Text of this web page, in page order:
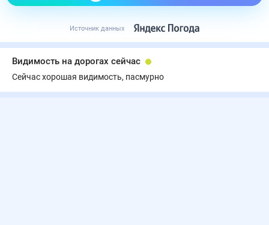
Источник данных
Видимость на дорогах сейчас
Сейчас хорошая видимость, пасмурно